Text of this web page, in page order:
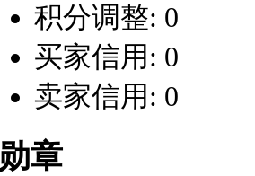
积分调整: 0
买家信用: 0
卖家信用: 0
勋章